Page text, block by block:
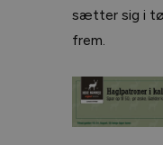
sætter sig i
frem.